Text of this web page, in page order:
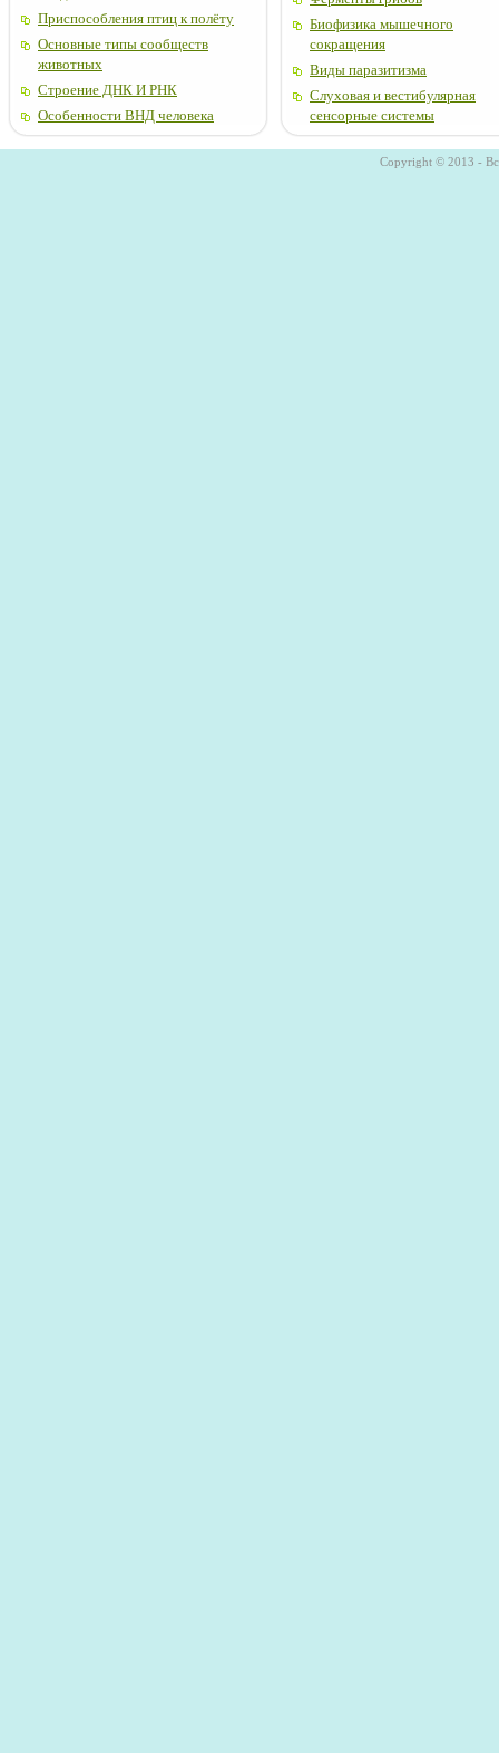
Приспособления птиц к полёту
Основные типы сообществ
животных
Строение ДНК И РНК
Особенности ВНД человека
Биофизика мышечного
сокращения
Виды паразитизма
Слуховая и вестибулярная
сенсорные системы
Copyright © 2013 -